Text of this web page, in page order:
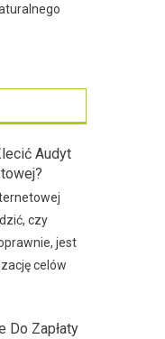
Audyt
czy
jest
celów
Do Zapłaty